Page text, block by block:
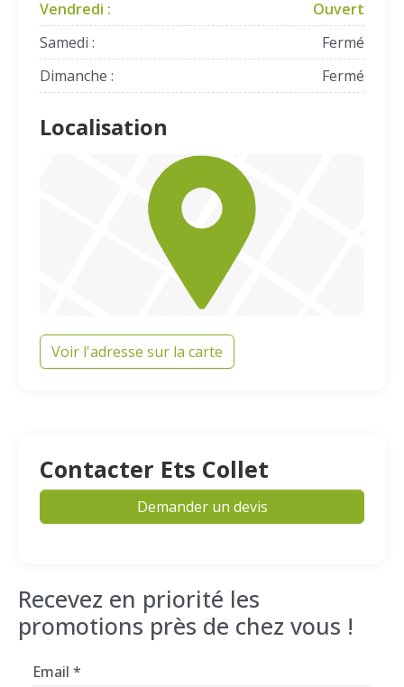
Vendredi :
Ouvert
Samedi :
Fermé
Dimanche :
Fermé
Localisation
Voir l'adresse sur la carte
Contacter Ets Collet
Demander un devis
Recevez en priorité les
promotions près de chez vous !
Email *